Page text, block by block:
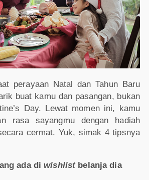
perayaan Natal dan Tahun Baru
buat kamu dan pasangan, bukan
Day. Lewat momen ini, kamu
rasa sayangmu dengan hadiah
cermat. Yuk, simak 4 tipsnya
ada diwishlist belanja dia